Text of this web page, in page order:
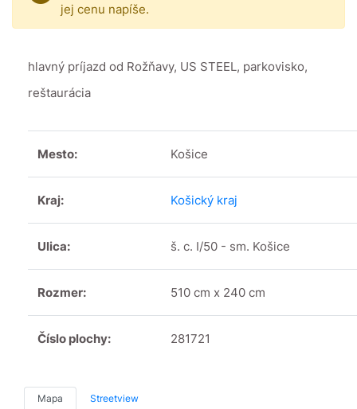
jej cenu napíše.
hlavný príjazd od Rožňavy, US STEEL, parkovisko,
reštaurácia
Mesto: Košice
Kraj: Košický kraj
Ulica: š. c. I/50 - sm. Košice
Rozmer: 510 cm x 240 cm
Číslo plochy: 281721
Mapa Streetview